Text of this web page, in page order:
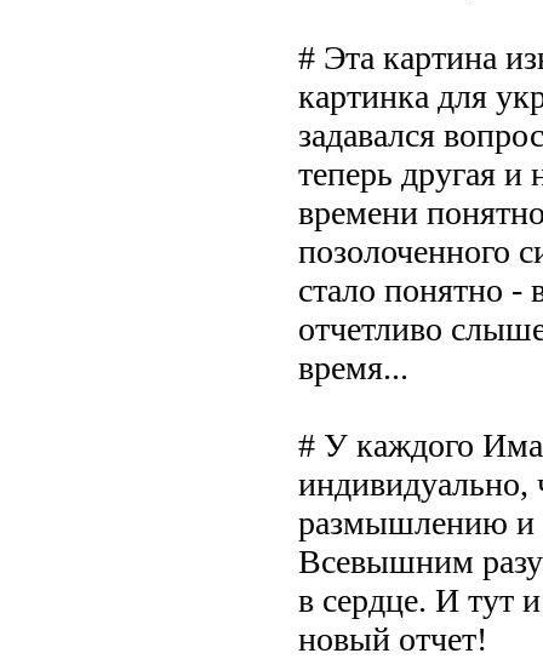
# Эта картина
картинка для
задавался
теперь другая
времени
позолоченного
стало понятно -
отчетливо
время...
# У каждого
индивидуально,
размышлению и
Всевышним
в сердце. И тут
новый отчет!